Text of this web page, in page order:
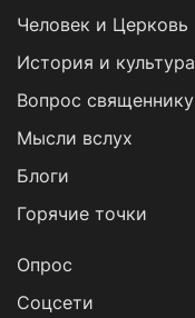
Человек и Церковь
История и культура
Вопрос священнику
Мысли вслух
Блоги
Горячие точки
Опрос
Cоцсети